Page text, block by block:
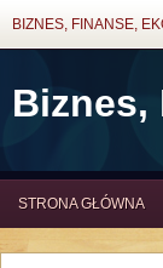
BIZNES, FINANSE,
Biznes,
STRONA GŁÓWNA